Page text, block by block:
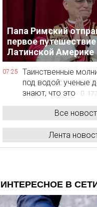
Папа Римский
первое
Латинской Америке
07:25
Таинственные
под водой: ученые
знают, что это
177
Все
Лента